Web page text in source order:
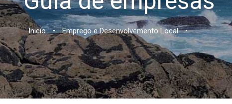
Inicio • Emprego e Desenvolvemento Local •